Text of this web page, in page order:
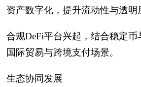
资产数字化，提升流动性与透明
合规DeFi平台兴起，结合稳定
国际贸易与跨境支付场景。
生态协同发展